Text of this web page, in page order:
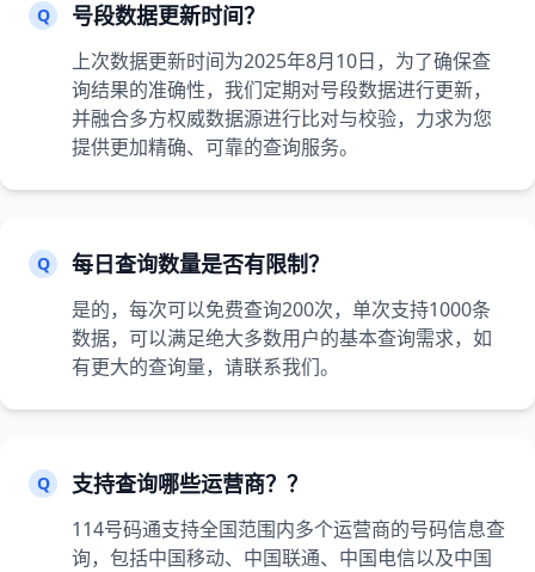
Q 号段数据更新时间？
上次数据更新时间为2025年8月10日，为了确保查
询结果的准确性，我们定期对号段数据进行更新，
并融合多方权威数据源进行比对与校验，力求为您
提供更加精确、可靠的查询服务。
Q 每日查询数量是否有限制？
是的，每次可以免费查询200次，单次支持1000条
数据，可以满足绝大多数用户的基本查询需求，如
有更大的查询量，请联系我们。
Q 支持查询哪些运营商？？
114号码通支持全国范围内多个运营商的号码信息查
询，包括中国移动、中国联通、中国电信以及中国